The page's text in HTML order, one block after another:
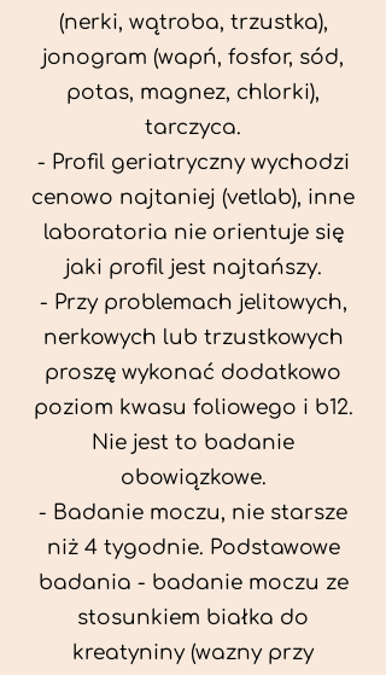
(nerki, wątroba, trzustka),
jonogram (wapń, fosfor, sód,
potas, magnez, chlorki),
tarczyca.
- Profil geriatryczny wychodzi
cenowo najtaniej (vetlab), inne
laboratoria nie orientuje się
jaki profil jest najtańszy.
- Przy problemach jelitowych,
nerkowych lub trzustkowych
proszę wykonać dodatkowo
poziom kwasu foliowego i b12.
Nie jest to badanie
obowiązkowe.
- Badanie moczu, nie starsze
niż 4 tygodnie. Podstawowe
badania - badanie moczu ze
stosunkiem białka do
kreatyniny (wazny przy